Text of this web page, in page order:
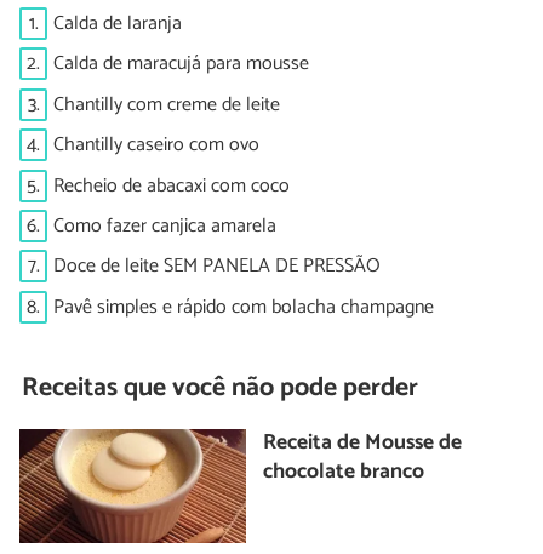
1. Calda de laranja
2. Calda de maracujá para mousse
3. Chantilly com creme de leite
4. Chantilly caseiro com ovo
5. Recheio de abacaxi com coco
6. Como fazer canjica amarela
7. Doce de leite SEM PANELA DE PRESSÃO
8. Pavê simples e rápido com bolacha champagne
Receitas que você não pode perder
Receita de Mousse de
chocolate branco